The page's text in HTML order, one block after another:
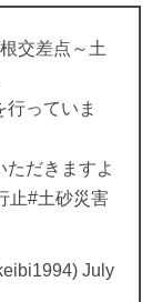
交差点～土
っていま
ただきますよ
止#土砂災害
July